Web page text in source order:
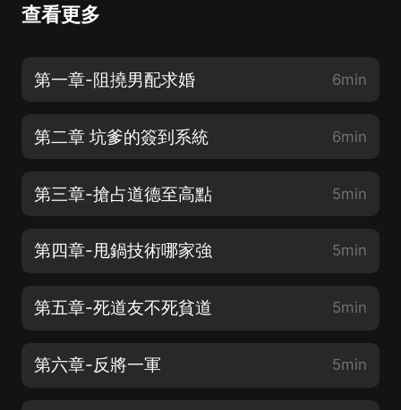
查看更多
第一章-阻撓男配求婚 6min
第二章 坑爹的簽到系統 6min
第三章-搶占道德至高點 5min
第四章-甩鍋技術哪家強 5min
第五章-死道友不死貧道 5min
第六章-反將一軍 5min